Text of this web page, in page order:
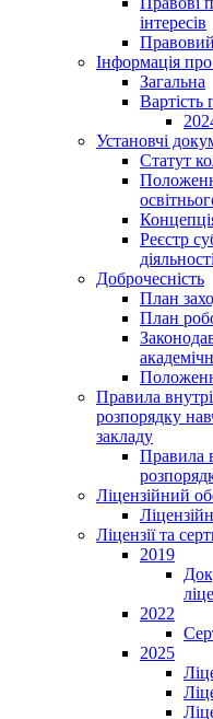
інтересів
Інформація
Загальна
Установчі
Статут
Реєстр
діяльності
Доброчесність
План
План
Правила
розпорядку
закладу
Правила
Ліцензійний
Ліцензії та
2019
2022
2025